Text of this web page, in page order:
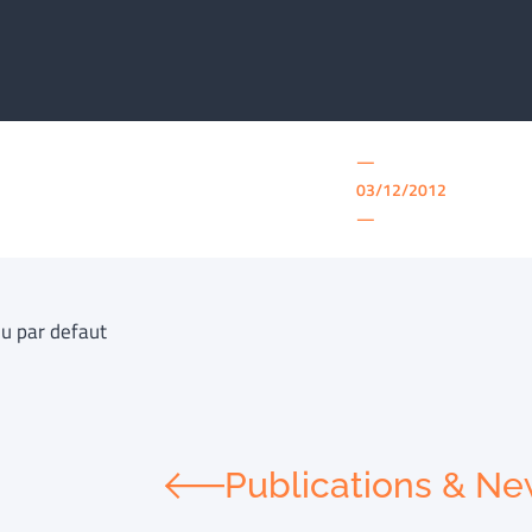
—
03/12/2012
—
par defaut
Publications &